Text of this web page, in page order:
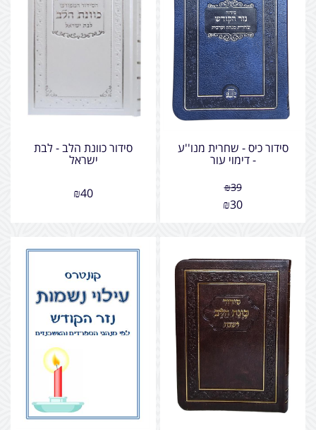
סידור כיס - שחרית מנו''ע
- דימוי עור
₪39
₪30
סידור כוונת הלב - לבת
ישראל
₪40